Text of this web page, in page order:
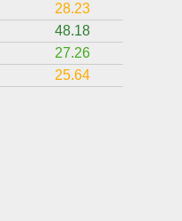
28.23
48.18
27.26
25.64